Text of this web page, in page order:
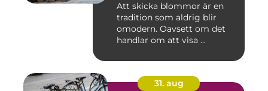
Att skicka blommor är en
tradition som aldrig blir
omodern. Oavsett om det
handlar om att visa ...
31. aug